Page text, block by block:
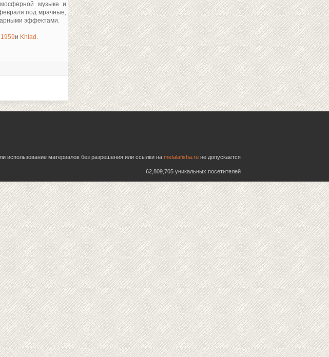
музыке и
под мрачные,
эффектами.
и Khlad
использование материалов без разрешения или ссылки на metalafisha.ru не допускается
62,809,705 уникальных посетителей